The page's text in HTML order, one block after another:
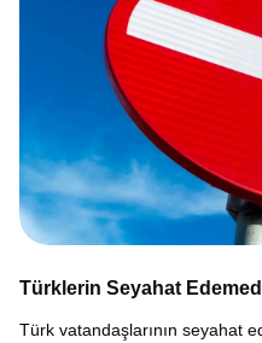
Türklerin Seyahat
Türk vatandaşlarının seyahat